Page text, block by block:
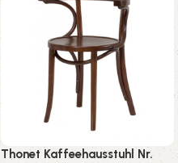
Thonet Kaffeehausstuhl Nr.